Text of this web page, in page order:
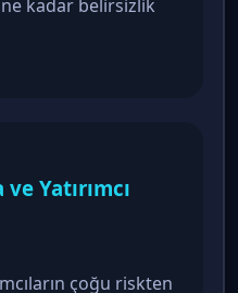
kadar belirsizlik
Yatırımcı
çoğu riskten